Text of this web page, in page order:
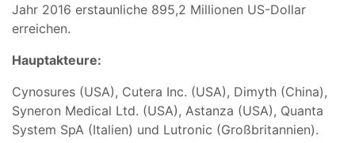
Jahr 2016 erstaunliche 895,2 Millionen US-Dollar
erreichen.
Hauptakteure:
Cynosures (USA), Cutera Inc. (USA), Dimyth (China),
Syneron Medical Ltd. (USA), Astanza (USA), Quanta
System SpA (Italien) und Lutronic (Großbritannien).